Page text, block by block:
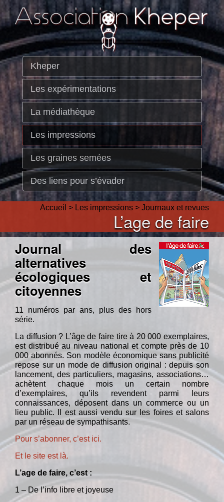
Kheper
Les expérimentations
La médiathèque
Les impressions
Les graines semées
Des liens pour s’évader
Accueil > Les impressions > Journaux et revues
L’age de faire
Journal des
alternatives
écologiques et
citoyennes
11 numéros par ans, plus des hors
série.
La diffusion ? L’âge de faire tire à 20 000 exemplaires,
est distribué au niveau national et compte près de 10
000 abonnés. Son modèle économique sans publicité
repose sur un mode de diffusion original : depuis son
lancement, des particuliers, magasins, associations…
achètent chaque mois un certain nombre
d’exemplaires, qu’ils revendent parmi leurs
connaissances, déposent dans un commerce ou un
lieu public. Il est aussi vendu sur les foires et salons
par un réseau de sympathisants.
Pour s’abonner, c’est ici.
Et le site est là.
L’age de faire, c’est :
1 – De l’info libre et joyeuse